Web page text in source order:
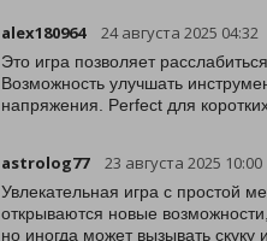
alex180964 24 августа 2025 04:32
Это игра позволяет
Возможность улучшать
напряжения. Perfect для
astrolog77 23 августа 2025 10:00
Увлекательная игра с простой
открываются новые
но иногда может вызывать